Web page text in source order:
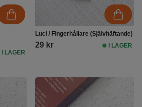
I LAGER
Luci / Fingerhållare (Självhäftande)
29 kr I LAGER